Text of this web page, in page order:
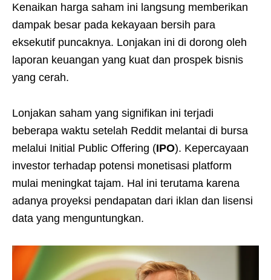
Kenaikan harga saham ini langsung memberikan
dampak besar pada kekayaan bersih para
eksekutif puncaknya. Lonjakan ini di dorong oleh
laporan keuangan yang kuat dan prospek bisnis
yang cerah.
Lonjakan saham yang signifikan ini terjadi
beberapa waktu setelah Reddit melantai di bursa
melalui Initial Public Offering (IPO). Kepercayaan
investor terhadap potensi monetisasi platform
mulai meningkat tajam. Hal ini terutama karena
adanya proyeksi pendapatan dari iklan dan lisensi
data yang menguntungkan.